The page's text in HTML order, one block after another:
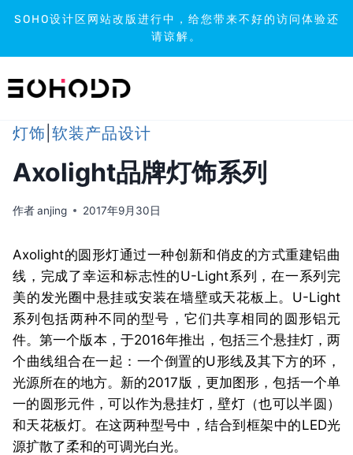
SOHO设计区网站改版进行中，给您带来不好的访问体验还
请谅解。
到
灯饰 软装产品设计
Axolight品牌灯饰系列
作者anjing 2017年9月30日
Axolight的圆形灯通过一种创新和俏皮的方式重建铝曲
线，完成了幸运和标志性的U-Light系列，在一系列完
美的发光圈中悬挂或安装在墙壁或天花板上。U-Light
系列包括两种不同的型号，它们共享相同的圆形铝元
件。第一个版本，于2016年推出，包括三个悬挂灯，两
个曲线组合在一起：一个倒置的U形线及其下方的环，
光源所在的地方。新的2017版，更加图形，包括一个单
一的圆形元件，可以作为悬挂灯，壁灯（也可以半圆）
和天花板灯。在这两种型号中，结合到框架中的LED光
源扩散了柔和的可调光白光。